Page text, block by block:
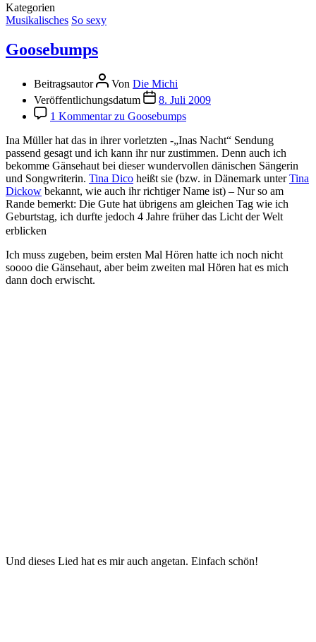
Kategorien
Musikalisches So sexy
Goosebumps
Beitragsautor Von Die Michi
Veröffentlichungsdatum
8. Juli 2009
1 Kommentarzu Goosebumps
Ina Müller hat das in ihrer vorletzten -„Inas Nacht“ Sendung
passend gesagt und ich kann ihr nur zustimmen. Denn auch ich
bekomme Gänsehaut bei dieser wundervollen dänischen Sängerin
und Songwriterin. Tina Dico heißt sie (bzw. in Dänemark unterTina
Dickow bekannt, wie auch ihr richtiger Name ist) – Nur so am
Rande bemerkt: Die Gute hat übrigens am gleichen Tag wie ich
Geburtstag, ich durfte jedoch 4 Jahre früher das Licht der Welt
erblicken
Ich muss zugeben, beim ersten Mal Hören hatte ich noch nicht
soooo die Gänsehaut, aber beim zweiten mal Hören hat es mich
dann doch erwischt.
Und dieses Lied hat es mir auch angetan. Einfach schön!